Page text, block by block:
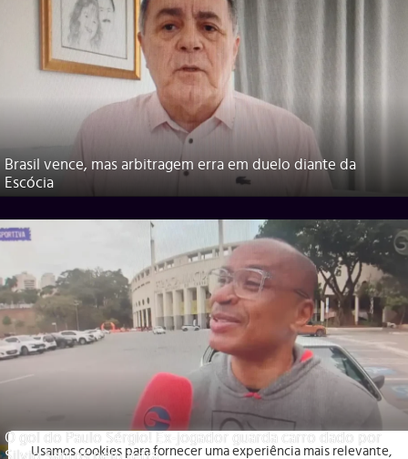
Brasil vence, mas arbitragem erra em duelo diante da
Escócia
O gol do Paulo Sérgio! Ex-jogador guarda carro dado por
Usamos cookies para fornecer uma experiência mais relevante,